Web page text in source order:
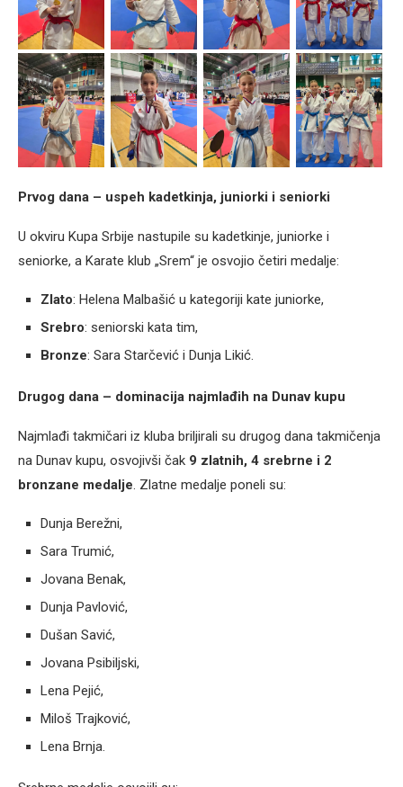
Prvog dana – uspeh kadetkinja, juniorki i seniorki
U okviru Kupa Srbije nastupile su kadetkinje, juniorke i
seniorke, a Karate klub „Srem“ je osvojio četiri medalje:
Zlato: Helena Malbašić u kategoriji kate juniorke,
Srebro: seniorski kata tim,
Bronze: Sara Starčević i Dunja Likić.
Drugog dana – dominacija najmlađih na Dunav kupu
Najmlađi takmičari iz kluba briljirali su drugog dana takmičenja
na Dunav kupu, osvojivši čak 9 zlatnih, 4 srebrne i 2
bronzane medalje. Zlatne medalje poneli su:
Dunja Berežni,
Sara Trumić,
Jovana Benak,
Dunja Pavlović,
Dušan Savić,
Jovana Psibiljski,
Lena Pejić,
Miloš Trajković,
Lena Brnja.